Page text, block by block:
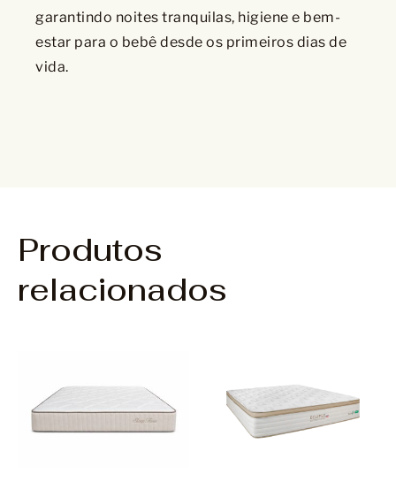
garantindo noites tranquilas, higiene e bem-
estar para o bebê desde os primeiros dias de
vida.
Produtos
relacionados